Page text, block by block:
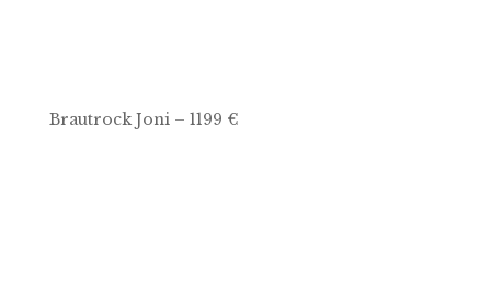
Brautrock Joni – 1199 €